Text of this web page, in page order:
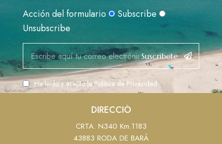
Acción del formulario
Subscribe
Unsubscribe
Suscribete
He leído y acepto laPolítica de Privacidad
DIRECCIÓ
CRTA. N340 Km.1183
43883 RODA DE BARÁ